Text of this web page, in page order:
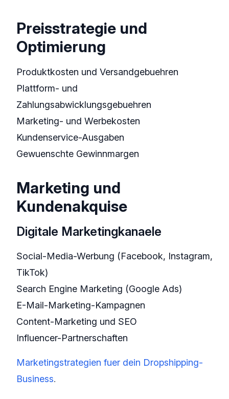
Preisstrategie und
Optimierung
Produktkosten und Versandgebuehren
Plattform- und
Zahlungsabwicklungsgebuehren
Marketing- und Werbekosten
Kundenservice-Ausgaben
Gewuenschte Gewinnmargen
Marketing und
Kundenakquise
Digitale Marketingkanaele
Social-Media-Werbung (Facebook, Instagram,
TikTok)
Search Engine Marketing (Google Ads)
E-Mail-Marketing-Kampagnen
Content-Marketing und SEO
Influencer-Partnerschaften
Marketingstrategien fuer dein Dropshipping-
Business.